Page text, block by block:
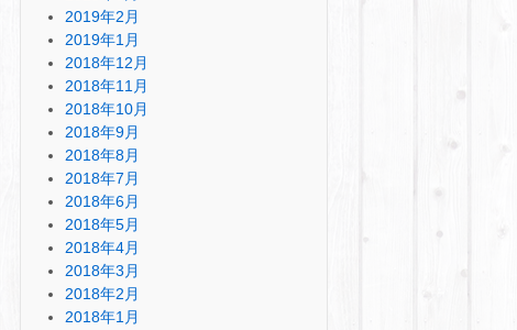
2019年2月
2019年1月
2018年12月
2018年11月
2018年10月
2018年9月
2018年8月
2018年7月
2018年6月
2018年5月
2018年4月
2018年3月
2018年2月
2018年1月